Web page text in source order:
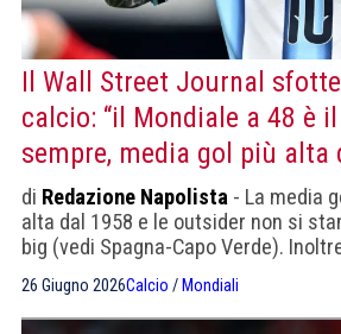
Il Wall Street Journal
calcio: “il Mondiale a 48 è
sempre, media gol più alta
di Redazione Napolista - La media
alta dal 1958 e le outsider non si
big (vedi Spagna-Capo Verde).
calcio. Anche Tom Brady apprezza
26 Giugno 2026Calcio / Mondiali